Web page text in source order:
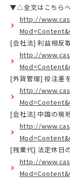
▼△全文はこちら
http://
[会社法] 利益相反
http://
[外貨管理] 投注差
http://
[会社法] 中国の現
http://
[残業代] 法定休日
http://